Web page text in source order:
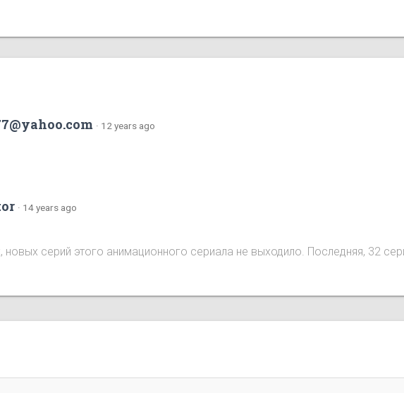
· 12 years ago
· 14 years ago
новых серий этого анимационного сериала не выходило. Последняя, 32